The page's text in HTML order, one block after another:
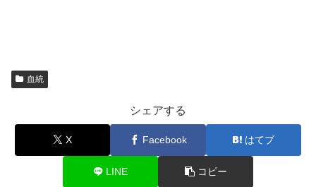
血統
シェアする
X Facebook はてブ
LINE コピー